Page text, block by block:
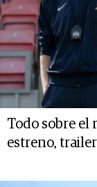
Todo sobre el
estreno,